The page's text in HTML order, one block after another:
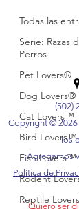
Todas las
Serie: Razas
Perros
Pet Lovers®
Dog Lovers®
Cat Lovers™
Bird Lovers™
Fish Lovers™
Rodent
Reptile
(502)
Copyright © 2026
los
¡Agregamos
Política de
Quiero ser